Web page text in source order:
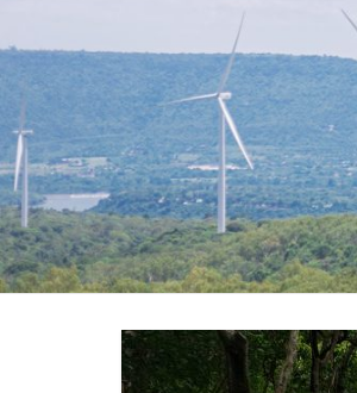
เที่ยว
ที่
กิน
ที่พัก
มากมาย
เว็บ
เที่ยว
รีวิว